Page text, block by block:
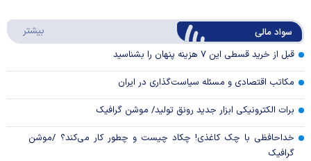
Video
سواد مالی بیشتر
قبل از خرید قسطی این ۷ هزینه پنهان را بشناسید
مکاتب اقتصادی و مسئله سیاست‌گذاری در ایران
برات الکترونیکی ابزار جدید رونق تولید/ موشن گرافیک
خداحافظی با چک کاغذی! چکاد چیست و چطور کار می‌کند؟ /موشن
گرافیک